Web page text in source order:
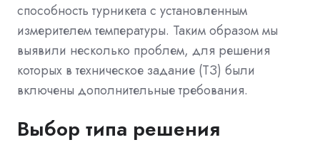
способность турникета с установленным
измерителем температуры. Таким образом мы
выявили несколько проблем, для решения
которых в техническое задание (ТЗ) были
включены дополнительные требования.
Выбор типа решения